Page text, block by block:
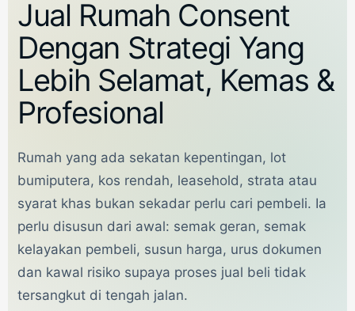
Jual Rumah Consent
Dengan Strategi Yang
Lebih Selamat, Kemas &
Profesional
Rumah yang ada sekatan kepentingan, lot
bumiputera, kos rendah, leasehold, strata atau
syarat khas bukan sekadar perlu cari pembeli. Ia
perlu disusun dari awal: semak geran, semak
kelayakan pembeli, susun harga, urus dokumen
dan kawal risiko supaya proses jual beli tidak
tersangkut di tengah jalan.